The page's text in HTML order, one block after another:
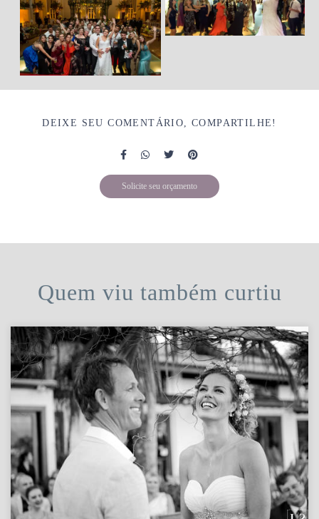
DEIXE SEU COMENTÁRIO, COMPARTILHE!
Solicite seu orçamento
Quem viu também curtiu